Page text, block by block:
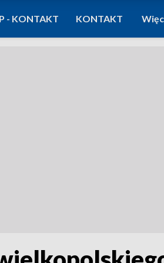
- KONTAKT KONTAKT